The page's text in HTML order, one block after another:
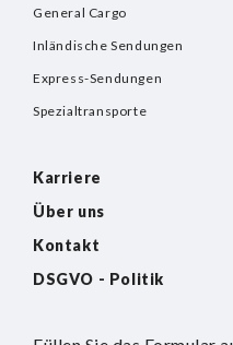
General Cargo
Inländische Sendungen
Express-Sendungen
Spezialtransporte
Karriere
Über uns
Kontakt
DSGVO - Politik